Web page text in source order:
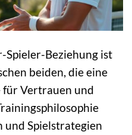
Spieler-Beziehung ist
beiden, die eine
Vertrauen und
und Spielstrategien